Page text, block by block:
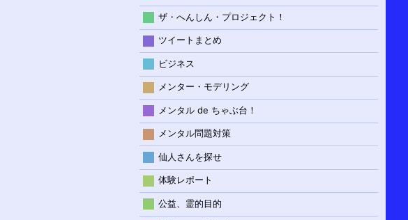
ザ・へんしん・プロジェクト！
ツイートまとめ
ビジネス
メンター・モデリング
メンタル de ちゃぶ台！
メンタル問題対策
仙人さんを探せ
体験レポート
公益、霊的目的